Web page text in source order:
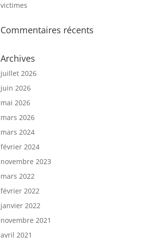
victimes
Commentaires récents
Archives
juillet 2026
juin 2026
mai 2026
mars 2026
mars 2024
février 2024
novembre 2023
mars 2022
février 2022
janvier 2022
novembre 2021
avril 2021